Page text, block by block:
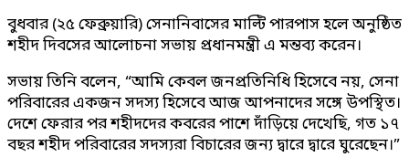
বুধবার (২৫ ফেব্রুয়ারি) সেনানিবাসের মাল্টি পারপাস হলে অনুষ্ঠিত
শহীদ দিবসের আলোচনা সভায় প্রধানমন্ত্রী এ মন্তব্য করেন।
সভায় তিনি বলেন, “আমি কেবল জনপ্রতিনিধি হিসেবে নয়, সেনা
পরিবারের একজন সদস্য হিসেবে আজ আপনাদের সঙ্গে উপস্থিত।
দেশে ফেরার পর শহীদদের কবরের পাশে দাঁড়িয়ে দেখেছি, গত ১৭
বছর শহীদ পরিবারের সদস্যরা বিচারের জন্য দ্বারে দ্বারে ঘুরেছেন।”